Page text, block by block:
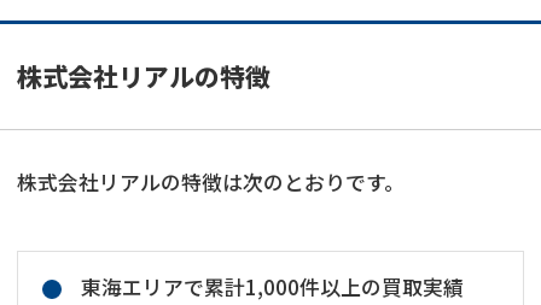
株式会社リアルの特徴
株式会社リアルの特徴は次のとおりです。
東海エリアで累計1,000件以上の買取実績